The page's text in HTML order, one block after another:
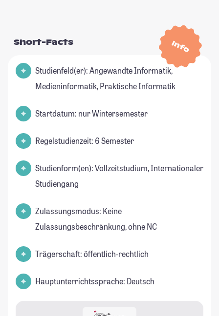
Info
Short-Facts
Studienfeld(er): Angewandte Informatik,
Medieninformatik, Praktische Informatik
Startdatum: nur Wintersemester
Regelstudienzeit: 6 Semester
Studienform(en): Vollzeitstudium, Internationaler
Studiengang
Zulassungsmodus: Keine
Zulassungsbeschränkung, ohne NC
Trägerschaft: öffentlich-rechtlich
Hauptunterrichtssprache: Deutsch